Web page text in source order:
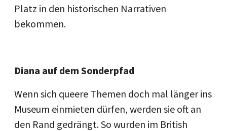
Platz in den historischen Narrativen
bekommen.
Diana auf dem Sonderpfad
Wenn sich queere Themen doch mal länger ins
Museum einmieten dürfen, werden sie oft an
den Rand gedrängt. So wurden im British